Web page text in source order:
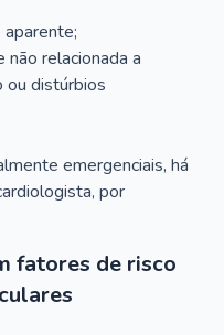
relacionada a
ou distúrbios
emergenciais, há
por
fatores de risco